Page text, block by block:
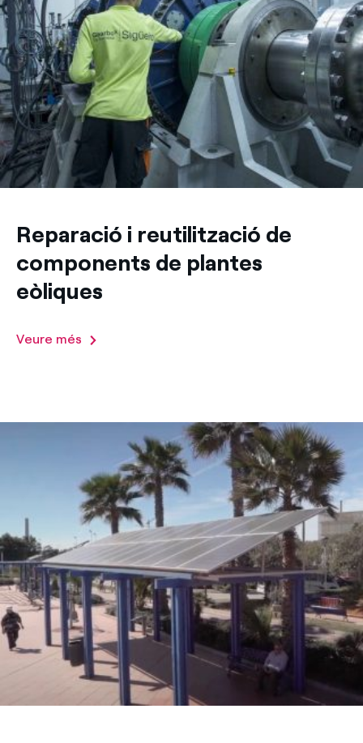
Reparació i reutilització de
components de plantes
eòliques
Veure més